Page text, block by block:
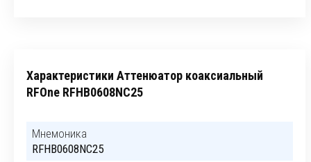
Характеристики Аттенюатор коаксиальный
RFOne RFHB0608NC25
Мнемоника
RFHB0608NC25